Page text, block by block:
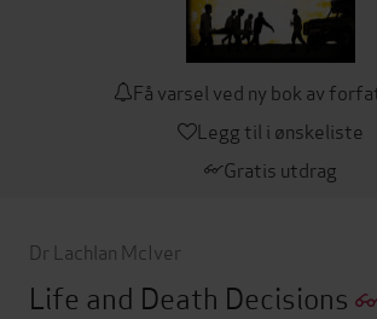
Få varsel ved ny bok av
Legg til i ønskeliste
Gratis utdrag
Dr Lachlan McIver
Life and Death Decisions